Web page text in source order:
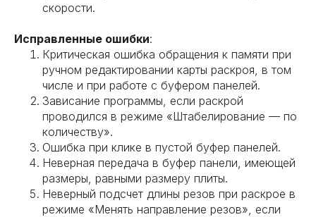
скорости.
Исправленные ошибки:
Критическая ошибка обращения к памяти при
ручном редактировании карты раскроя, в том
числе и при работе с буфером панелей.
Зависание программы, если раскрой
проводился в режиме «Штабелирование — по
количеству».
Ошибка при клике в пустой буфер панелей.
Неверная передача в буфер панели, имеющей
размеры, равными размеру плиты.
Неверный подсчет длины резов при раскрое в
режиме «Менять направление резов», если